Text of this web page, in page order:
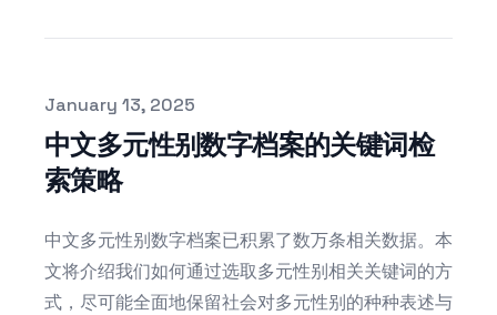
Published on
January 13, 2025
中文多元性别数字档案的关键词检
索策略
中文多元性别数字档案已积累了数万条相关数据。本
文将介绍我们如何通过选取多元性别相关关键词的方
式，尽可能全面地保留社会对多元性别的种种表述与